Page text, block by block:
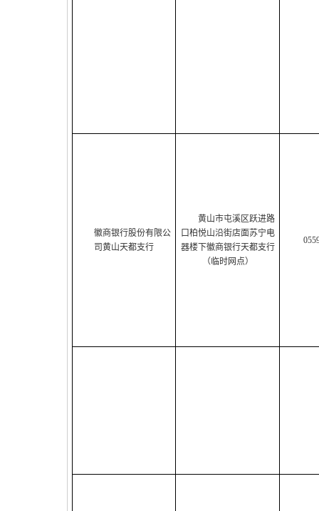
徽商银行股份有限公
司黄山天都支行
黄山市屯溪区跃进路
口柏悦山沿街店面苏宁电
器楼下徽商银行天都支行
（临时网点）